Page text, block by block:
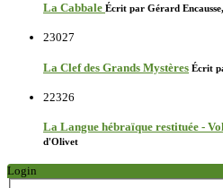
La Cabbale Écrit par Gérard
23027
La Clef des Grands Mystères Écrit
22326
La Langue hébraïque restituée -
d'Olivet
Login